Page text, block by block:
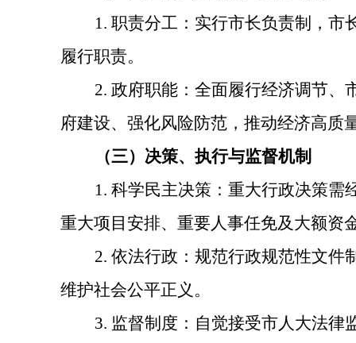
1. 职责分工：实行市长负责制，
履行职责。
2. 政府职能：全面履行经济调节、
府建设、强化风险防范，推动经济高质
（三）决策、执行与监督机制
1. 科学民主决策：重大行政决策
重大项目安排、重要人事任免及大额资
2. 依法行政：规范行政规范性文
维护社会公平正义。
3. 监督制度：自觉接受市人大法